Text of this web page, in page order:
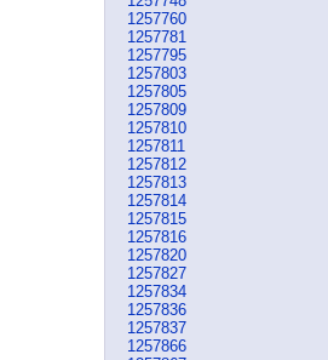
1257760
1257781
1257795
1257803
1257805
1257809
1257810
1257811
1257812
1257813
1257814
1257815
1257816
1257820
1257827
1257834
1257836
1257837
1257866